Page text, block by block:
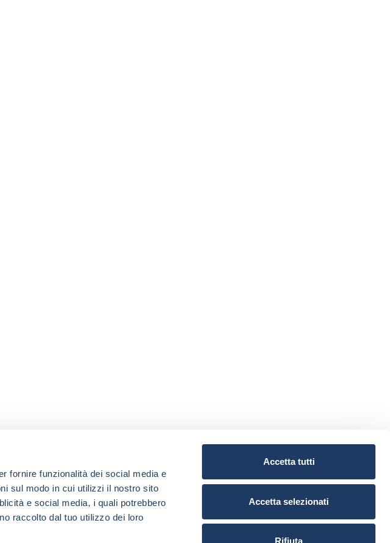
fornire funzionalità dei social media e
sul modo in cui utilizzi il nostro sito
e social media, i quali potrebbero
raccolto dal tuo utilizzo dei loro
Accetta tutti
Accetta selezionati
Rifiuta